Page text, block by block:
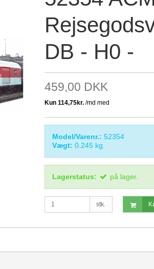
DB - H0 -
459,00 DKK
Model/Varenr.: 52354
Vægt: 0.245 kg.
Lagerstatus: på lager.
stk.